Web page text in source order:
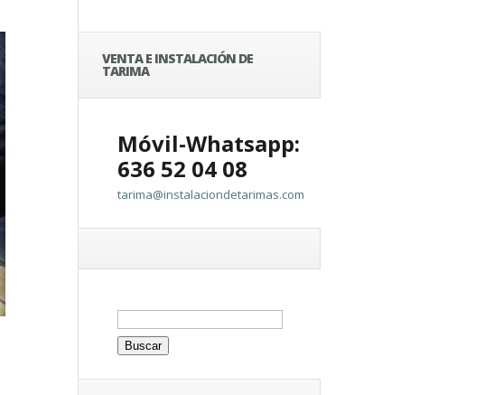
VENTA E INSTALACIÓN DE
TARIMA
Móvil-Whatsapp:
636 52 04 08
tarima@instalaciondetarimas.com
Buscar: